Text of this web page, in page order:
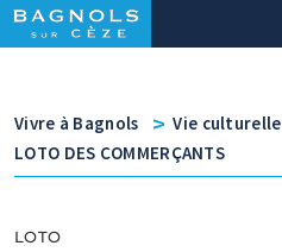
Panneau de gestion des cookies
Menu principal
Contenu
Vivre à Bagnols v Vie culturelle
LOTO DES COMMERÇANTS
LOTO